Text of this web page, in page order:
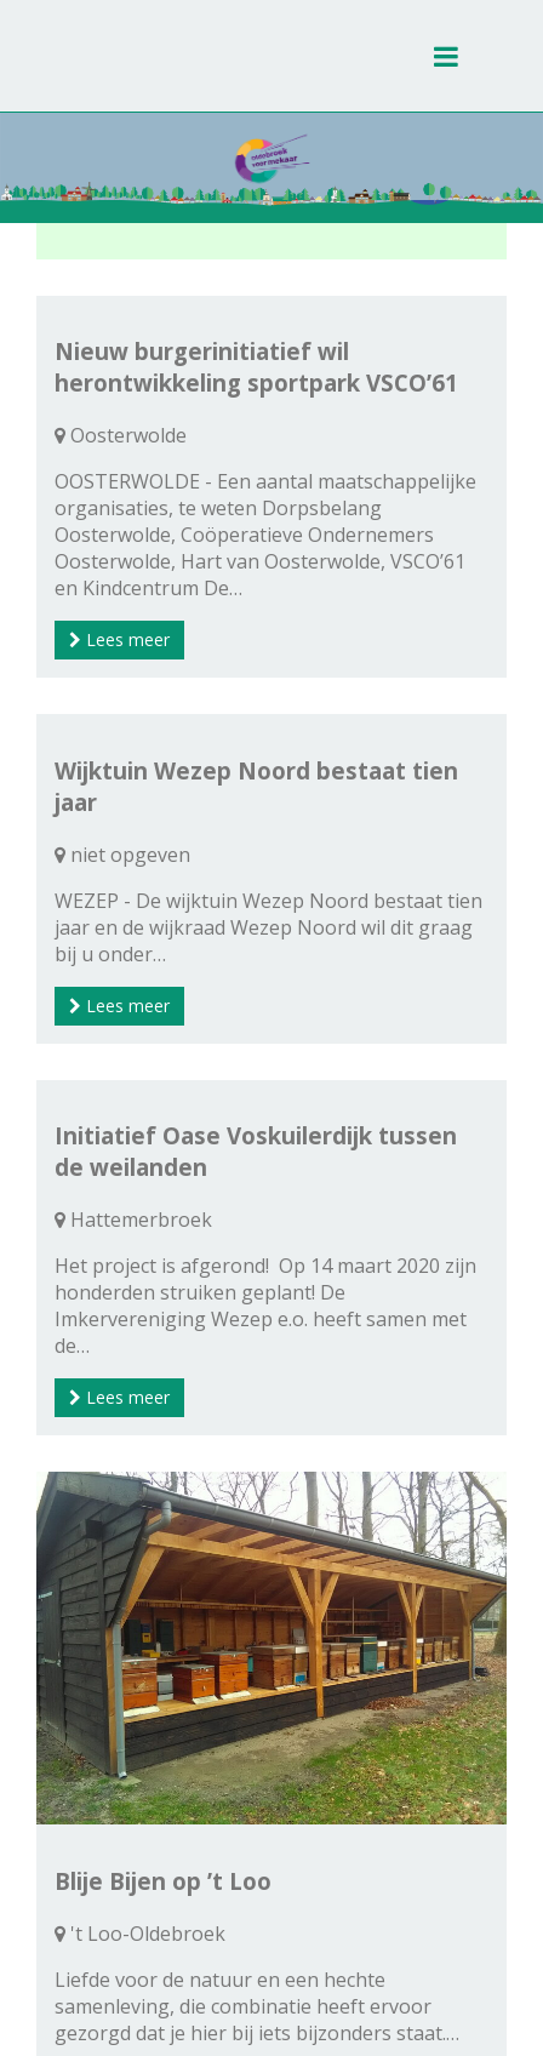
Toggle
Nieuw burgerinitiatief wil
herontwikkeling sportpark VSCO’61
Oosterwolde
OOSTERWOLDE - Een aantal maatschappelijke
organisaties, te weten Dorpsbelang
Oosterwolde, Coöperatieve Ondernemers
Oosterwolde, Hart van Oosterwolde, VSCO’61
en Kindcentrum De…
Lees meer
Wijktuin Wezep Noord bestaat tien
jaar
niet opgeven
WEZEP - De wijktuin Wezep Noord bestaat tien
jaar en de wijkraad Wezep Noord wil dit graag
bij u onder…
Lees meer
Initiatief Oase Voskuilerdijk tussen
de weilanden
Hattemerbroek
Het project is afgerond! Op 14 maart 2020 zijn
honderden struiken geplant! De
Imkervereniging Wezep e.o. heeft samen met
de…
Lees meer
Blije Bijen op ’t Loo
't Loo-Oldebroek
Liefde voor de natuur en een hechte
samenleving, die combinatie heeft ervoor
gezorgd dat je hier bij iets bijzonders staat.…